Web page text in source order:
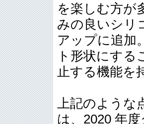
を楽しむ方が
みの良いシリ
アップに追加
ト形状にす
止する機能を
上記のよう
は、2020 年